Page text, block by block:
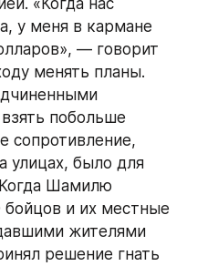
у меня в кармане
— говорит
менять планы.
побольше
сопротивление,
улицах, было для
Шамилю
и их местные
жителями
решение гнать